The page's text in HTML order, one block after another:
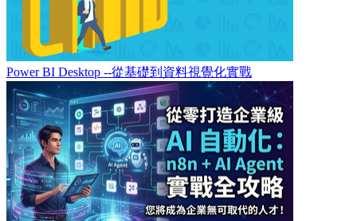
Power BI Desktop --從基礎到資料視覺化實戰